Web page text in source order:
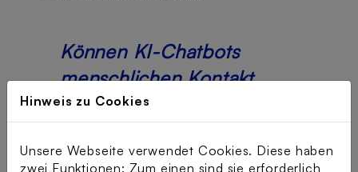
Können KI-Chatbots
menschlichen Kontakt
ersetzen?
Und können sie bei Einsamkeit
und Trauer wirklich helfen?
Hinweis zu Cookies
Unsere Webseite verwendet Cookies. Diese haben
zwei Funktionen: Zum einen sind sie erforderlich